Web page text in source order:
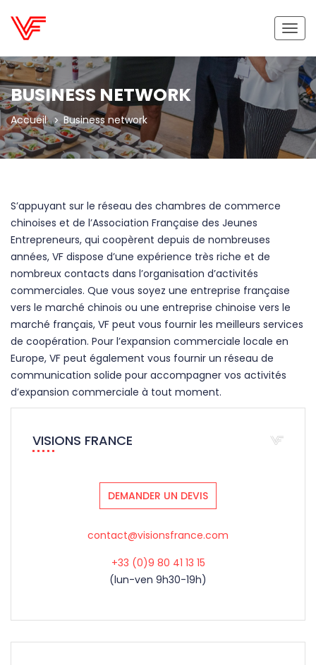
BUSINESS NETWORK
Accueil Business network
S’appuyant sur le réseau des chambres de commerce
chinoises et de l’Association Française des Jeunes
Entrepreneurs, qui coopèrent depuis de nombreuses
années, VF dispose d’une expérience très riche et de
nombreux contacts dans l’organisation d’activités
commerciales. Que vous soyez une entreprise française
vers le marché chinois ou une entreprise chinoise vers le
marché français, VF peut vous fournir les meilleurs services
de coopération. Pour l’expansion commerciale locale en
Europe, VF peut également vous fournir un réseau de
communication solide pour accompagner vos activités
d’expansion commerciale à tout moment.
VISIONS FRANCE
DEMANDER UN DEVIS
contact@visionsfrance.com
+33 (0)9 80 41 13 15
(lun-ven 9h30-19h)